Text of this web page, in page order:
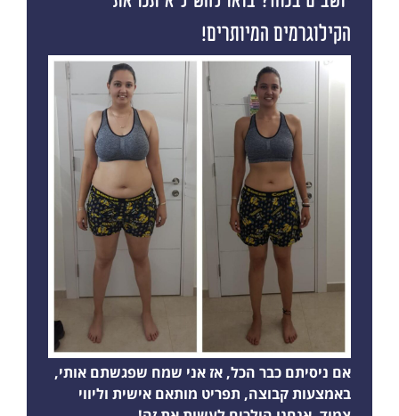
הקילוגרמים המיותרים!
אם ניסיתם כבר הכל, אז אני שמח שפגשתם אותי,
באמצעות קבוצה, תפריט מותאם אישית וליווי